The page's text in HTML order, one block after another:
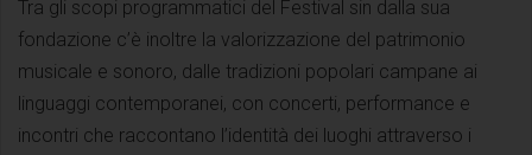
Tra gli scopi programmatici del Festival sin dalla sua
fondazione c’è inoltre la valorizzazione del patrimonio
musicale e sonoro, dalle tradizioni popolari campane ai
linguaggi contemporanei, con concerti, performance e
incontri che raccontano l’identità dei luoghi attraverso i